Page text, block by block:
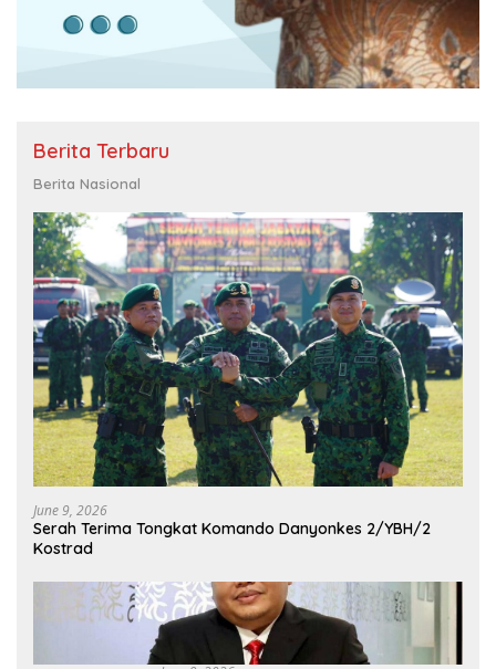
Berita Terbaru
Berita Nasional
June 9, 2026
Serah Terima Tongkat Komando Danyonkes 2/YBH/2
Kostrad